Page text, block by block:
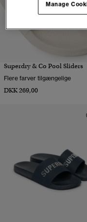
Superdry & Co Pool Sliders
Flere farver tilgængelige
DKK 269,00
Manage